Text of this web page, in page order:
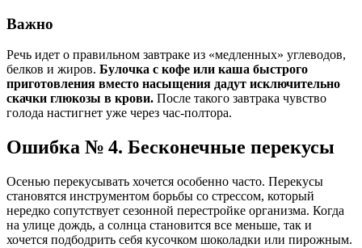
Важно
Речь идет о правильном завтраке из «медленных» углеводов,
белков и жиров. Булочка с кофе или каша быстрого
приготовления вместо насыщения дадут исключительно
скачки глюкозы в крови. После такого завтрака чувство
голода настигнет уже через час-полтора.
Ошибка № 4. Бесконечные перекусы
Осенью перекусывать хочется особенно часто. Перекусы
становятся инструментом борьбы со стрессом, который
нередко сопутствует сезонной перестройке организма. Когда
на улице дождь, а солнца становится все меньше, так и
хочется подбодрить себя кусочком шоколадки или пирожным.